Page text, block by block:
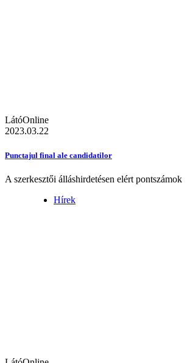
LátóOnline
2023.03.22
Punctajul final ale candidatilor
A szerkesztői álláshirdetésen elért pontszámok
Hírek